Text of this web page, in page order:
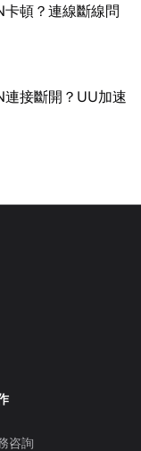
頓？連線斷線問
接斷開？UU加速
咨詢